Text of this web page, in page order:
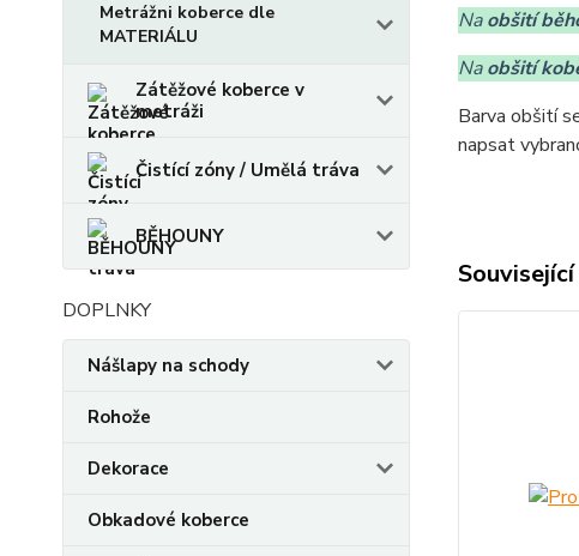
Metrážni koberce dle
MATERIÁLU
Zátěžové koberce v
metráži
Čistící zóny / Umělá tráva
BĚHOUNY
DOPLNKY
Nášlapy na schody
Rohože
Dekorace
Obkadové koberce
Naobšití
Naobšití
Barva obšití
napsat